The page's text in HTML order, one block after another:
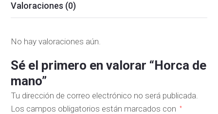
Valoraciones (0)
No hay valoraciones aún.
Sé el primero en valorar “Horca de
mano”
Tu dirección de correo electrónico no será publicada.
Los campos obligatorios están marcados con
*